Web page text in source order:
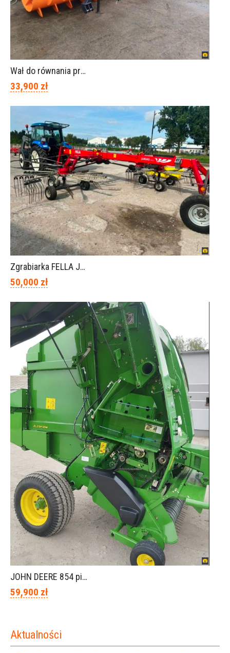
Wał do równania pryzm z kiszonką -TORNADO-SPAWEX
33,900 zł
Zgrabiarka FELLA JURA 1402
50,000 zł
JOHN DEERE 854 piękny stan
59,900 zł
Aktualności